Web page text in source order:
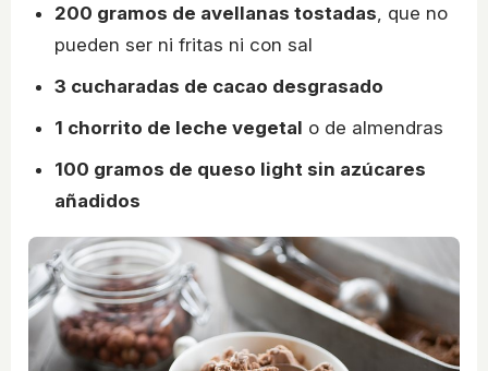
200 gramos de avellanas tostadas , que no
pueden ser ni fritas ni con sal
3 cucharadas de cacao desgrasado
1 chorrito de leche vegetal o de almendras
100 gramos de queso light sin azúcares
añadidos